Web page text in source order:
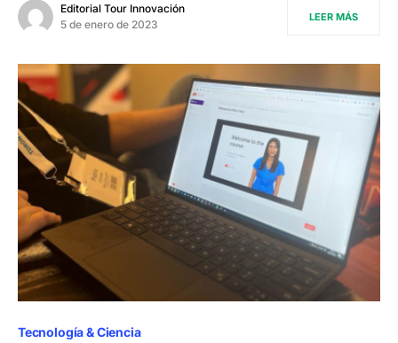
Editorial Tour Innovación
5 de enero de 2023
LEER MÁS
Tecnología & Ciencia